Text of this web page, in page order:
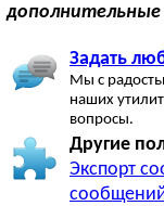
дополнительные
Задать
Мы с
наших
вопросы.
Другие
Экспорт
сообщений